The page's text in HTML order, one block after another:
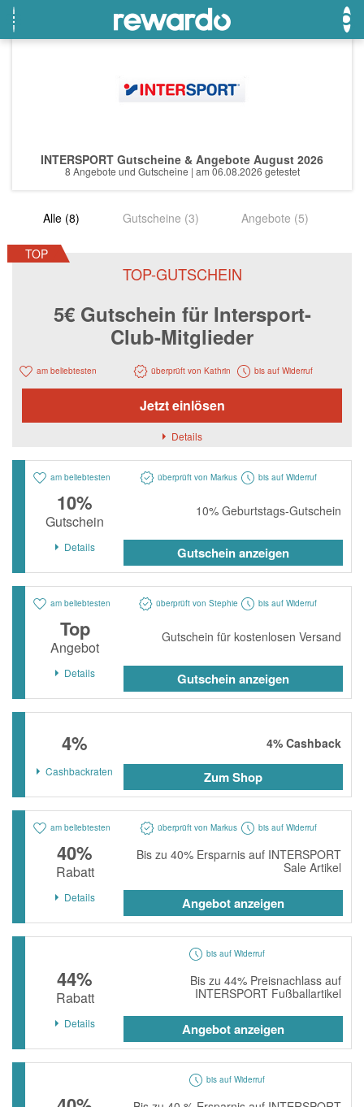
Lieferando
Fressnapf
adidas
Notino
apodiscounter
Udemy
HappyKeks
Pets Deli
SNIPES
Click & Boat
Lidl
BOGNER
BADER
momox
GALERIA
vidaXL
bonprix
CHECK24
heine
Ankerkraut
ABOUT YOU
Alle Shops anzeigen
Top Gutscheine
Sonderaktionen
Top Angebote
INTERSPORT Gutscheine & Angebote August 2026
8 Angebote und Gutscheine | am 06.08.2026 getestet
Alle (8) Gutscheine (3) Angebote (5)
TOP
TOP-GUTSCHEIN
5€ Gutschein für Intersport-
Club-Mitglieder
am beliebtesten überprüft von Kathrin bis auf Widerruf
Details
Jetzt einlösen
am beliebtesten überprüft von Markus bis auf Widerruf
10%
Gutschein
10% Geburtstags-Gutschein
Details Gutschein anzeigen
am beliebtesten überprüft von Stephie bis auf Widerruf
Top
Angebot
Gutschein für kostenlosen Versand
Details Gutschein anzeigen
4% 4% Cashback
Cashbackraten Zum Shop
am beliebtesten überprüft von Markus bis auf Widerruf
40%
Rabatt
Bis zu 40% Ersparnis auf INTERSPORT
Sale Artikel
Details Angebot anzeigen
bis auf Widerruf
44%
Rabatt
Bis zu 44% Preisnachlass auf
INTERSPORT Fußballartikel
Details Angebot anzeigen
bis auf Widerruf